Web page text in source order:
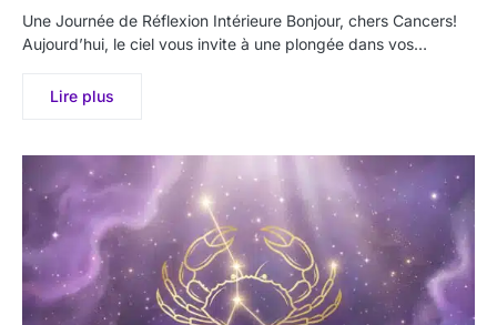
Une Journée de Réflexion Intérieure Bonjour, chers Cancers!
Aujourd’hui, le ciel vous invite à une plongée dans vos…
Lire plus